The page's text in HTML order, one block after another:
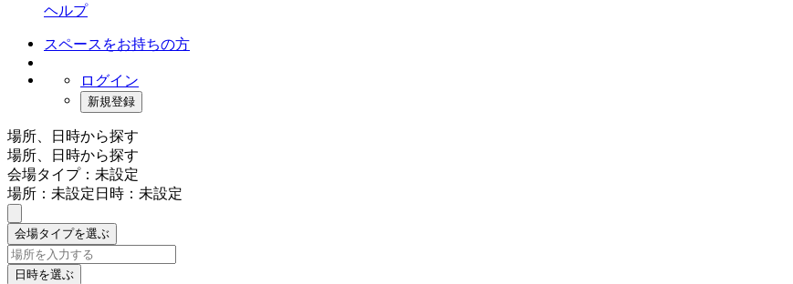
ヘルプ
スペースをお持ちの方
ログイン
新規登録
場所、日時から探す
場所、日時から探す
会場タイプ：未設定
場所：未設定日時：未設定
会場タイプを選ぶ
日時を選ぶ